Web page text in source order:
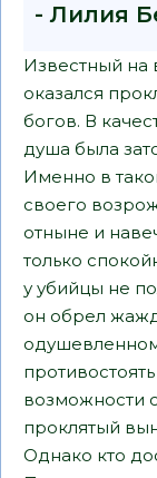
- Лилия
Известный на
оказался
богов. В
душа была
Именно в
своего
отныне и
только
у убийцы не
он обрел
возможности
проклятый
Однако кто